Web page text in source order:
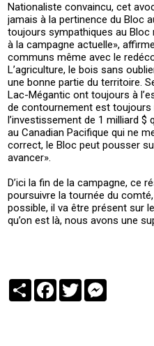
Nationaliste convaincu, cet
jamais à la pertinence du Bloc
toujours sympathiques au
à la campagne actuelle»,
communs même avec le
L’agriculture, le bois sans
une bonne partie du territoire.
Lac-Mégantic ont toujours à
de contournement est toujours
l’investissement de 1 milliard $
au Canadian Pacifique qui ne
correct, le Bloc peut pousser
avancer».
D’ici la fin de la campagne, ce
poursuivre la tournée du
possible, il va être présent sur
qu’on est là, nous avons une
PartagerFacebook
Twitter